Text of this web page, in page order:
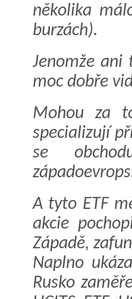
několika
burzách).
Jenomže ani
moc dobře
Mohou za
specializují
se
A tyto ETF
akcie
Západě,
Naplno
Rusko